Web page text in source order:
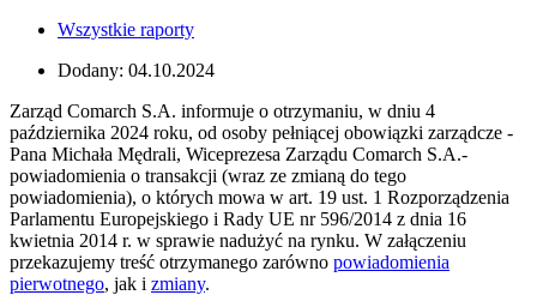
Wszystkie raporty
Dodany: 04.10.2024
Zarząd Comarch S.A. informuje o otrzymaniu, w dniu 4
października 2024 roku, od osoby pełniącej obowiązki zarządcze -
Pana Michała Mędrali, Wiceprezesa Zarządu Comarch S.A.-
powiadomienia o transakcji (wraz ze zmianą do tego
powiadomienia), o których mowa w art. 19 ust. 1 Rozporządzenia
Parlamentu Europejskiego i Rady UE nr 596/2014 z dnia 16
kwietnia 2014 r. w sprawie nadużyć na rynku. W załączeniu
przekazujemy treść otrzymanego zarówno powiadomienia
pierwotnego, jak i zmiany.